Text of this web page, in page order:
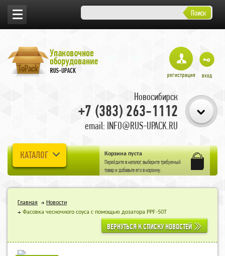
Поиск
Новосибирск
+7 (383) 263-1112
email: INFO@RUS-UPACK.RU
КАТАЛОГ Корзина пуста
Перейдите вкаталог, выберите требуемый
товар и добавьте его в корзину.
Главная
Новости
Фасовка чесночного соуса с помощью дозатора PPF-50T
ВЕРНУТЬСЯ К СПИСКУ НОВОСТЕЙ